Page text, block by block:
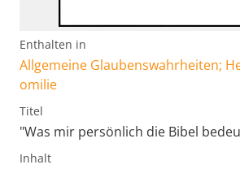
Enthalten in
Allgemeine Glaubenswahrheiten;
omilie
Titel
"Was mir persönlich die Bibel
Inhalt